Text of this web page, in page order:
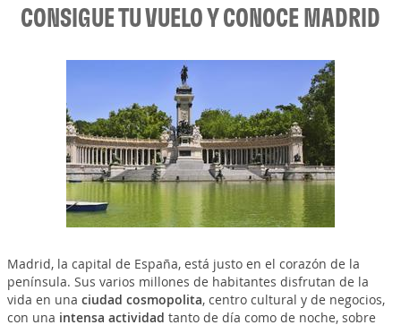
CONSIGUE TU VUELO Y CONOCE MADRID
Madrid, la capital de España, está justo en el corazón de la
península. Sus varios millones de habitantes disfrutan de la
vida en una ciudad cosmopolita, centro cultural y de negocios,
con una intensa actividad tanto de día como de noche, sobre